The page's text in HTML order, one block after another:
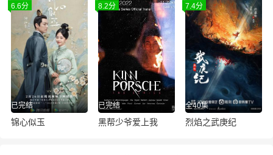
6.6分
已完结
锦心似玉
8.2分
已完结
黑帮少爷爱上我
7.4分
全40集
烈焰之武庚纪